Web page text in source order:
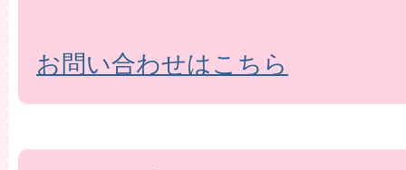
お問い合わせはこちら